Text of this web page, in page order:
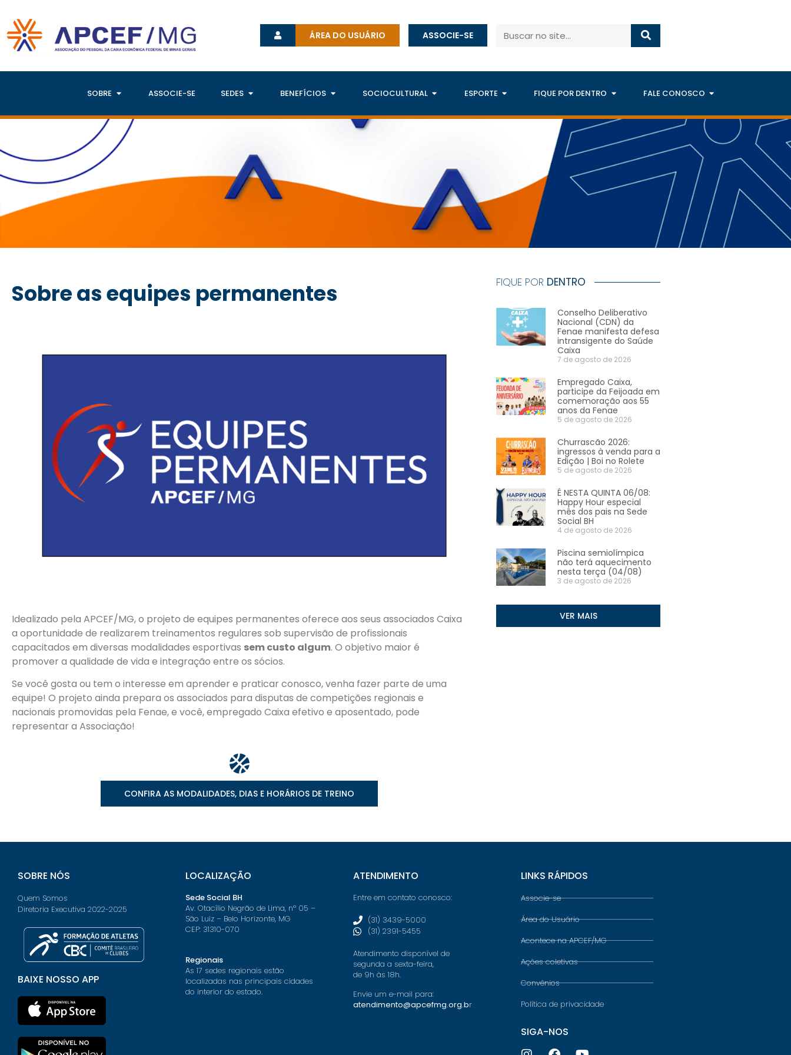
ÁREA DO USUÁRIO ASSOCIE-SE
SOBRE ASSOCIE-SE SEDES BENEFÍCIOS SOCIOCULTURAL ESPORTE FIQUE POR DENTRO FALE CONOSCO
Sobre as equipes permanentes
Idealizado pela APCEF/MG, o projeto de equipes permanentes oferece aos seus associados Caixa
a oportunidade de realizarem treinamentos regulares sob supervisão de profissionais
capacitados em diversas modalidades esportivas sem custo algum. O objetivo maior é
promover a qualidade de vida e integração entre os sócios.
Se você gosta ou tem o interesse em aprender e praticar conosco, venha fazer parte de uma
equipe! O projeto ainda prepara os associados para disputas de competições regionais e
nacionais promovidas pela Fenae, e você, empregado Caixa efetivo e aposentado, pode
representar a Associação!
CONFIRA AS MODALIDADES, DIAS E HORÁRIOS DE TREINO
FIQUE POR DENTRO
Conselho Deliberativo
Nacional (CDN) da
Fenae manifesta defesa
intransigente do Saúde
Caixa
7 de agosto de 2026
Empregado Caixa,
participe da Feijoada em
comemoração aos 55
anos da Fenae
5 de agosto de 2026
Churrascão 2026:
ingressos à venda para a
Edição | Boi no Rolete
5 de agosto de 2026
É NESTA QUINTA 06/08:
Happy Hour especial
mês dos pais na Sede
Social BH
4 de agosto de 2026
Piscina semiolímpica
não terá aquecimento
nesta terça (04/08)
3 de agosto de 2026
VER MAIS
SOBRE NÓS
Quem Somos
Diretoria Executiva 2022-2025
BAIXE NOSSO APP
LOCALIZAÇÃO
Sede Social BH
Av. Otacílio Negrão de Lima, nº 05 –
São Luiz – Belo Horizonte, MG
CEP: 31310-070
Regionais
As 17 sedes regionais estão
localizadas nas principais cidades
do interior do estado.
ATENDIMENTO
Entre em contato conosco:
(31) 3439-5000
(31) 2391-5455
Atendimento disponível de
segunda a sexta-feira,
de 9h às 18h.
Envie um e-mail para:
atendimento@apcefmg.org.br
LINKS RÁPIDOS
Associe-se
Área do Usuário
Acontece na APCEF/MG
Ações coletivas
Convênios
Política de privacidade
SIGA-NOS